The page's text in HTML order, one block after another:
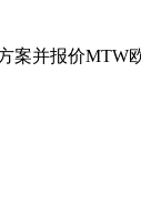
并报价MTW